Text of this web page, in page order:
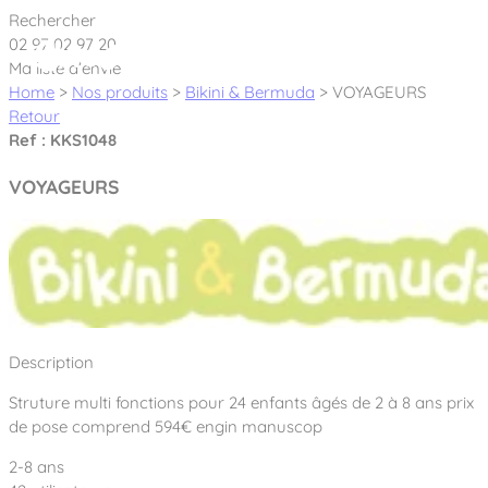
Cookies management panel
Créateur et fabricant d’aires de jeux &
Nos dernières actualités
À propos
Nos engagements
Notre partenariat avec l’association Rêves de clown
Nos Garanties
Notre concept
Aires de jeux Bikini & Bermuda®
Tous nos jeux
Sport & Fitness Sport&Co®
Agrès fitness
Mobilier & accessoires
Rechercher
02 97 02 97 20
Ma liste d’envie
Home > Nos produits > Bikini & Bermuda > VOYAGEURS
Retour
Ref : KKS1048
VOYAGEURS
Description
Struture multi fonctions pour 24 enfants âgés de 2 à 8 ans prix
de pose comprend 594€ engin manuscop
2-8 ans